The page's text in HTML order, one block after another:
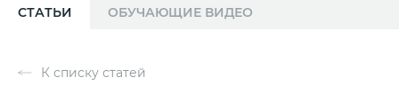
СТАТЬИ ОБУЧАЮЩИЕ ВИДЕО
К списку статей